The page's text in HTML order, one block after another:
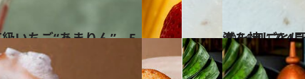
2024.4.17
満を持して4月オープン！ 南青山
グルメ